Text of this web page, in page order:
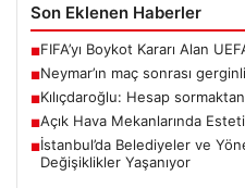
Son Eklenen Haberler
■FIFA’yı Boykot Kararı Alan
■Neymar’ın maç sonrası
■Kılıçdaroğlu: Hesap
■Açık Hava Mekanlarında
■İstanbul’da Belediyeler ve
Değişiklikler Yaşanıyor